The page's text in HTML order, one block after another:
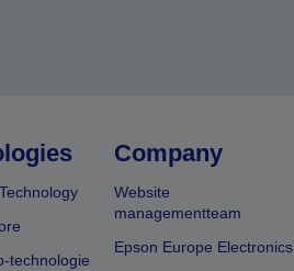
technologie
Company
Website
managementteam
Epson Europe Electronics